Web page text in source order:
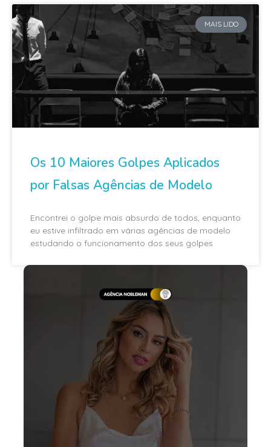
MAIS LIDO
Os 10 Maiores Golpes Aplicados
por Falsas Agências de Modelo
Encontrei o golpe mais absurdo de todos, enquanto
eu estive infiltrado em várias agências de modelo
estudando o funcionamento dos seus golpes